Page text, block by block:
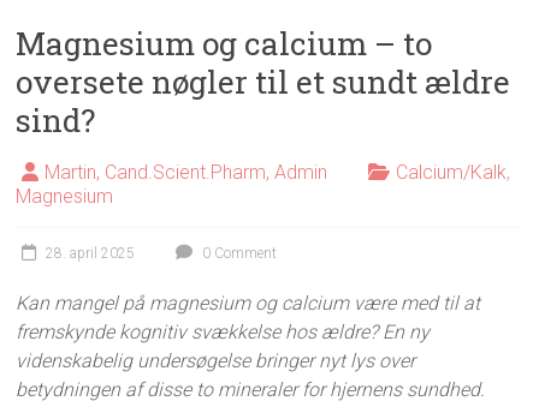
videnskab
indenfor
sundhed
og
Magnesium og calcium – to
oversete nøgler til et sundt ældre
sind?
Martin, Cand.Scient.Pharm, Admin Calcium/Kalk,
Magnesium
28. april 2025 0 Comment
Kan mangel på magnesium og calcium være med til at
fremskynde kognitiv svækkelse hos ældre? En ny
videnskabelig undersøgelse bringer nyt lys over
betydningen af disse to mineraler for hjernens sundhed.